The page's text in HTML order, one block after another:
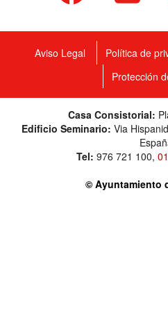
Aviso Legal Política de
Protección
Casa Consistorial:
Edificio Seminario: Via
Tel: 976 721 100,
© Ayuntamiento